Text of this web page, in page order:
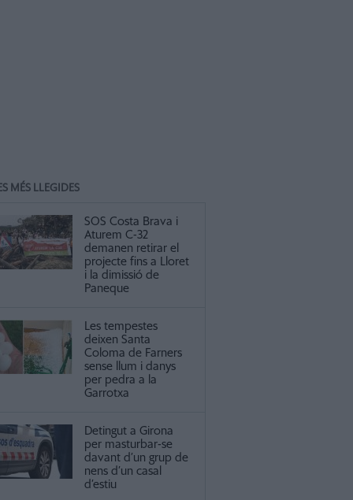
MÉS LLEGIDES
SOS Costa Brava i
Aturem C-32
demanen retirar el
projecte fins a Lloret
i la dimissió de
Paneque
Les tempestes
deixen Santa
Coloma de Farners
sense llum i danys
per pedra a la
Garrotxa
Detingut a Girona
per masturbar-se
davant d’un grup de
nens d’un casal
d’estiu